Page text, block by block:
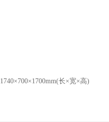
1740×700×1700mm(长×宽×高)